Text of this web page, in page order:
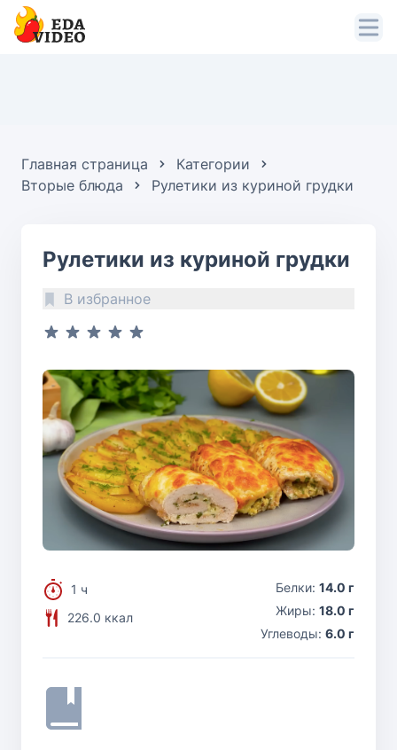
Главная страница
Категории
Вторые блюда
Рулетики из куриной грудки
Рулетики из куриной грудки
В избранное
1 ч
226.0 ккал
Белки: 14.0 г
Жиры: 18.0 г
Углеводы: 6.0 г